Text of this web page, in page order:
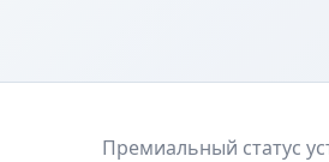
Премиальный статус